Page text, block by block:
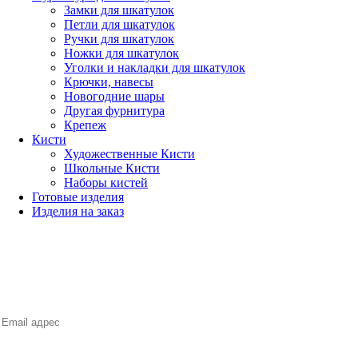
Замки для шкатулок
Петли для шкатулок
Ручки для шкатулок
Ножки для шкатулок
Уголки и накладки для шкатулок
Крючки, навесы
Новогодние шары
Другая фурнитура
Крепеж
Кисти
Художественные Кисти
Школьные Кисти
Наборы кистей
Готовые изделия
Изделия на заказ